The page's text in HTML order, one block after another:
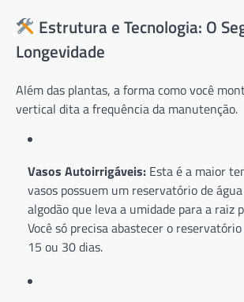
Estrutura e Tecnologia: O
Longevidade
Além das plantas, a forma como você
vertical dita a frequência da manutenção.
Vasos Autoirrigáveis: Esta é a maior
vasos possuem um reservatório de
algodão que leva a umidade para a raiz
Você só precisa abastecer o
15 ou 30 dias.